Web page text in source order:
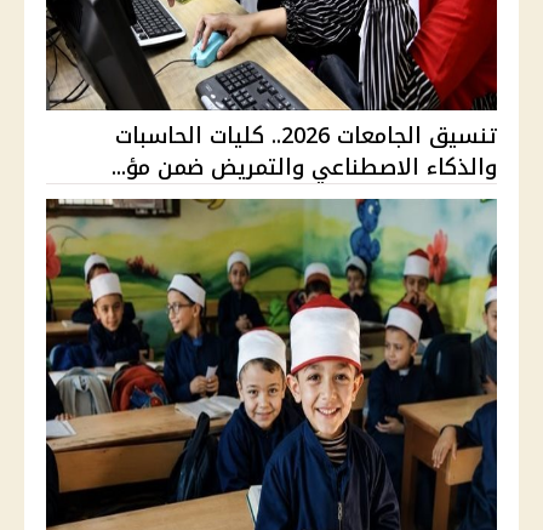
تنسيق الجامعات 2026.. كليات الحاسبات
والذكاء الاصطناعي والتمريض ضمن مؤ...